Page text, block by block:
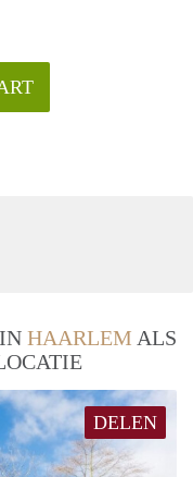
HAARLEM ALS
DELEN